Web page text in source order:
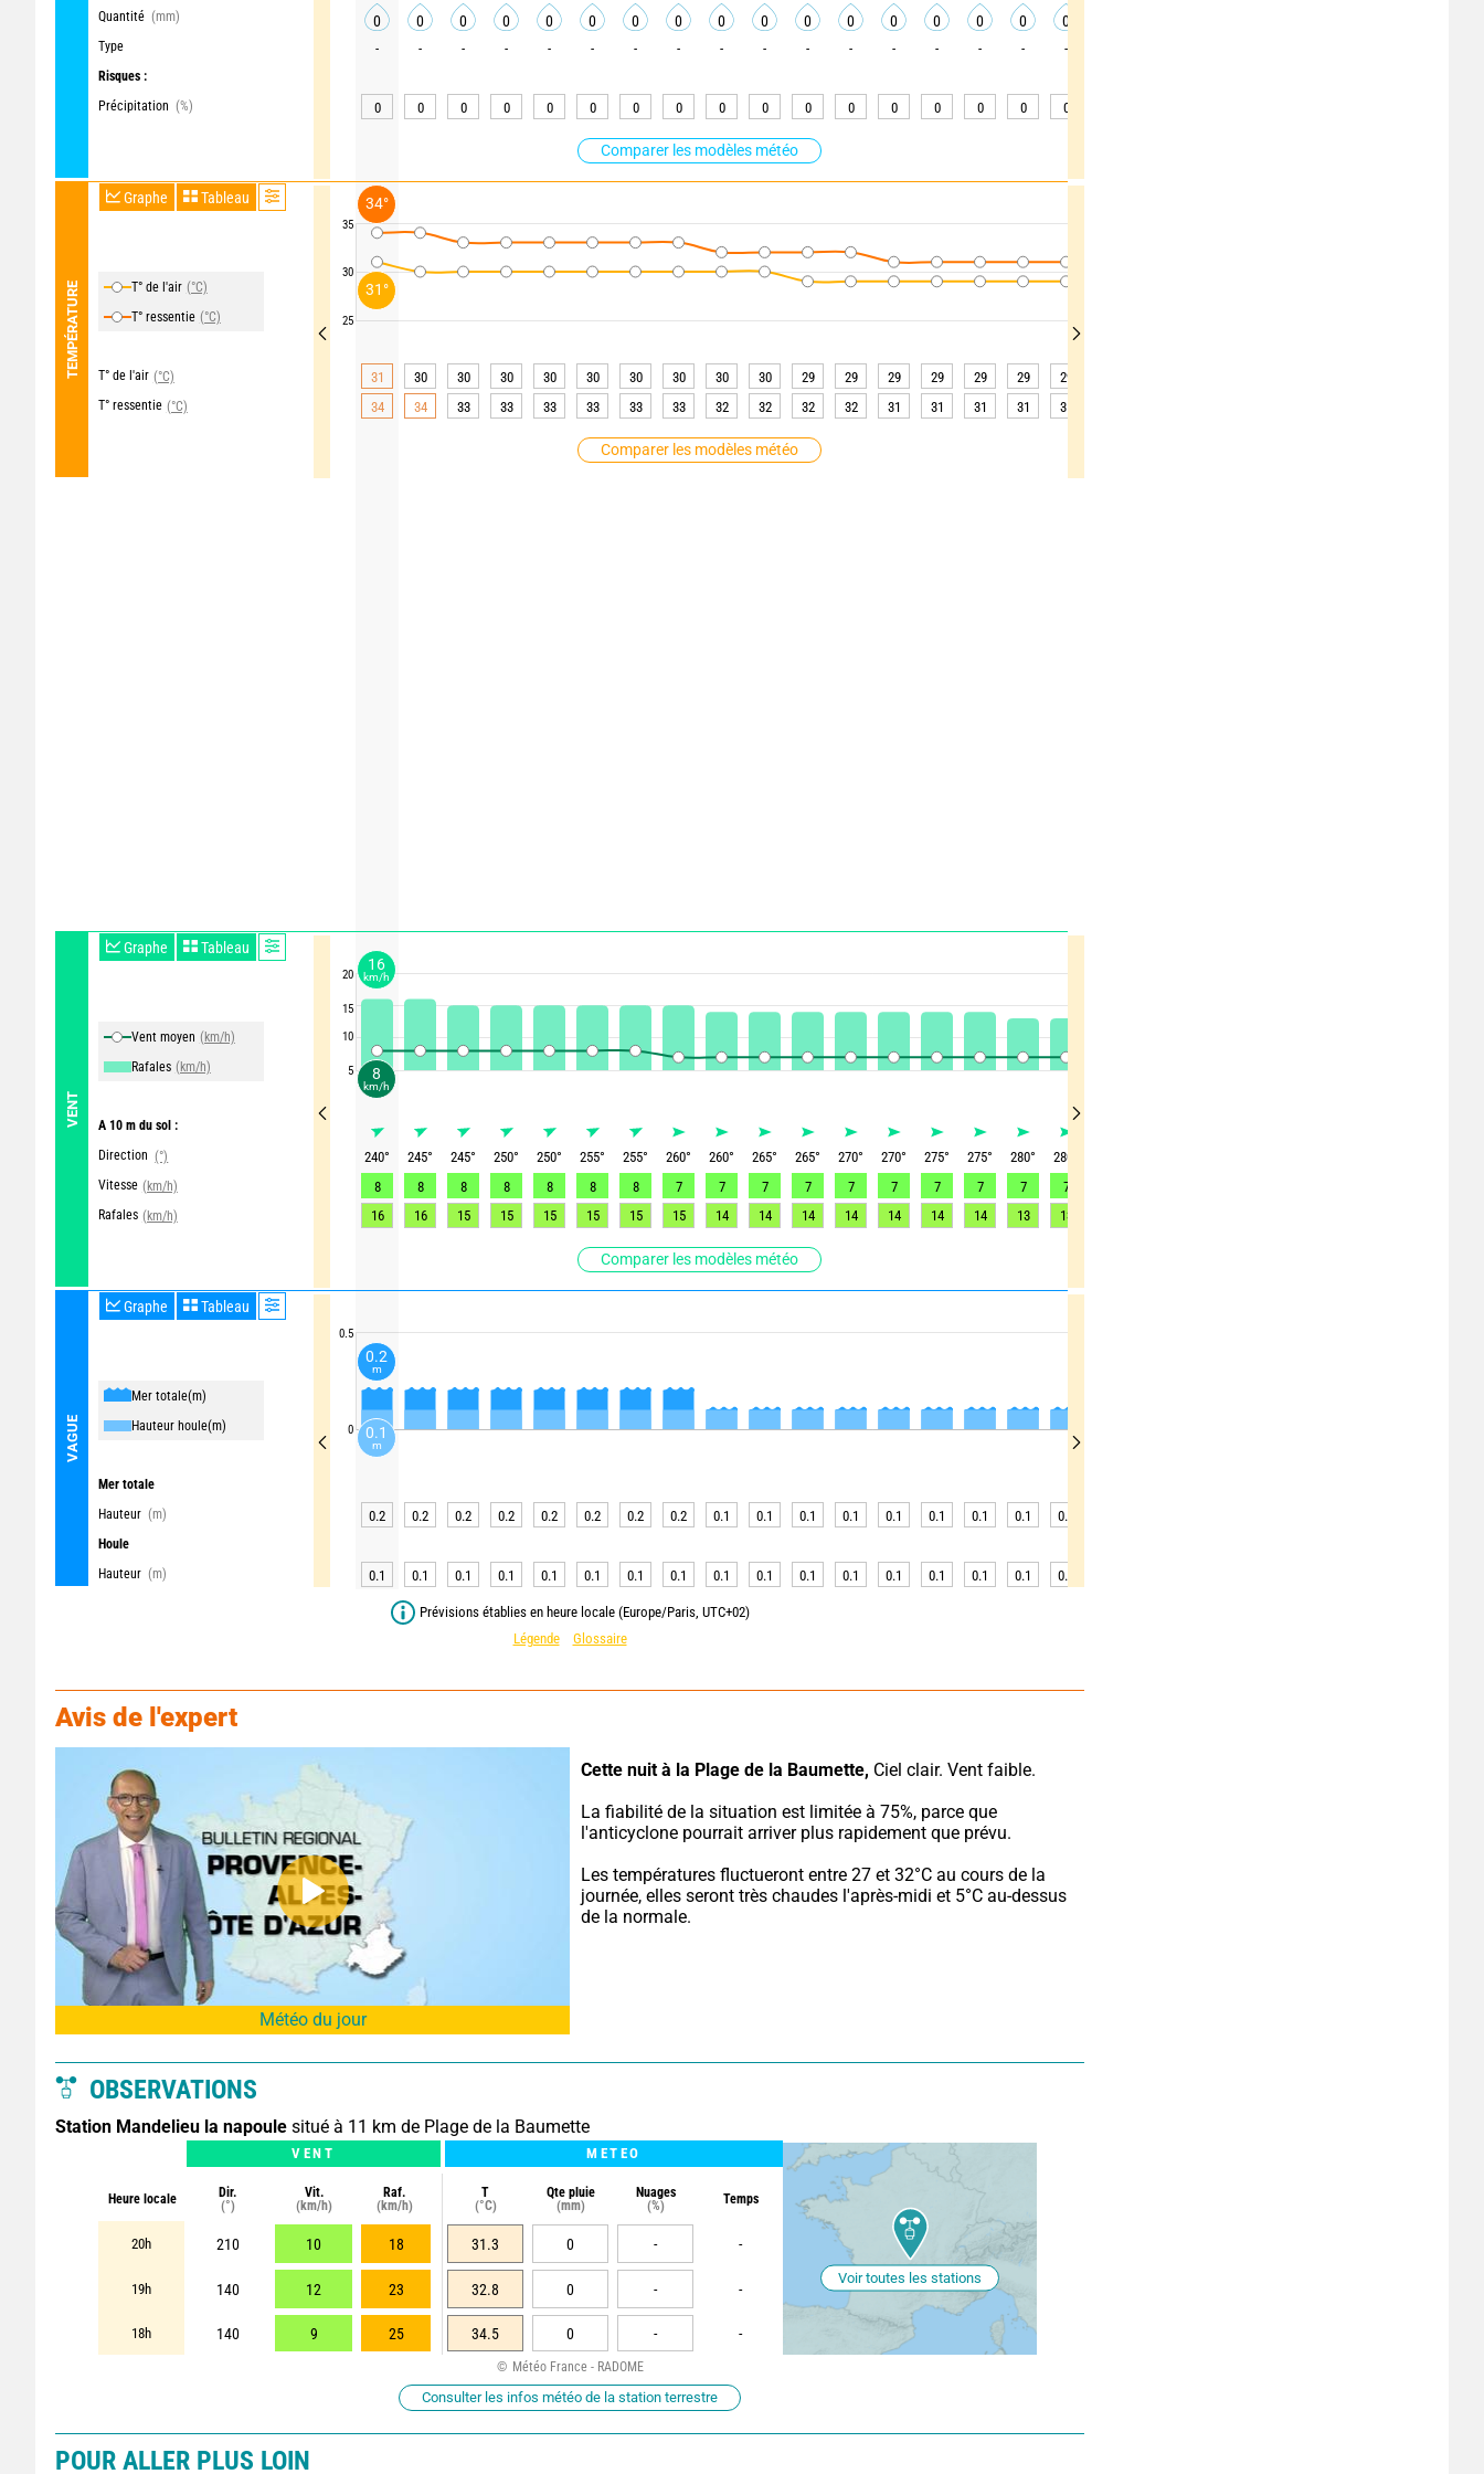
Quantité (mm)
Type
Risques :
Précipitation (%)
Comparer les modèles météo
TEMPÉRATURE
Graphe Tableau
T° de l'air (°C)
T° ressentie (°C)
T° de l'air (°C)
T° ressentie (°C)
Comparer les modèles météo
VENT
Graphe Tableau
Vent moyen (km/h)
Rafales (km/h)
A 10 m du sol :
Direction (°)
Vitesse (km/h)
Rafales (km/h)
Comparer les modèles météo
VAGUE
Graphe Tableau
Mer totale(m)
Hauteur houle(m)
Mer totale
Hauteur (m)
Houle
Hauteur (m)
35
30
25
20
15
10
5
0.5
0
0 0 0 0 0 0 0 0 0 0 0 0 0 0 0 0 0
- - - - - - - - - - - - - - - - -
0 0 0 0 0 0 0 0 0 0 0 0 0 0 0 0 0
31 30 30 30 30 30 30 30 30 30 29 29 29 29 29 29 29
34
34 33 33 33 33 33 33 32 32 32 32 31 31 31 31 31
240° 245° 245° 250° 250° 255° 255° 260° 260° 265° 265° 270° 270° 275° 275° 280° 280
8
8 8 8 8 8 8 7 7 7 7 7 7 7 7 7 7
16
16 15 15 15 15 15 15 14 14 14 14 14 14 14 13 13
0.2 0.2 0.2 0.2 0.2 0.2 0.2 0.2 0.1 0.1 0.1 0.1 0.1 0.1 0.1 0.1 0.1
0.1 0.1 0.1 0.1 0.1 0.1 0.1 0.1 0.1 0.1 0.1 0.1 0.1 0.1 0.1 0.1 0.1
Prévisions établies en heure locale (Europe/Paris, UTC+02)
Légende
Glossaire
Avis de l'expert
Météo du jour
Cette nuit à la Plage de la Baumette, Ciel clair. Vent faible.
La fiabilité de la situation est limitée à 75%, parce que
l'anticyclone pourrait arriver plus rapidement que prévu.
Les températures fluctueront entre 27 et 32°C au cours de la
journée, elles seront très chaudes l'après-midi et 5°C au-dessus
de la normale.
OBSERVATIONS
Station Mandelieu la napoule situé à 11 km de Plage de la Baumette
VENT METEO
Heure locale
Dir.
(°)
Vit.
(km/h)
Raf.
(km/h)
T
(°C)
Qte pluie
(mm)
Nuages
(%)
Temps
20h 210 10 18 31.3 0 - -
19h 140 12 23 32.8 0 - -
18h 140 9 25 34.5 0 - -
Voir toutes les stations
Météo France - RADOME
Consulter les infos météo de la station terrestre
POUR ALLER PLUS LOIN
8
km/h
16
km/h
31°
34°
0.1
m
0.2
m